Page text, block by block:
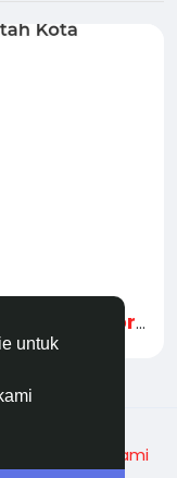
untuk
Bebas biaya kirim Medan Investment Forum
Hubungi kami